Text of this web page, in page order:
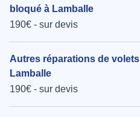
bloqué à Lamballe
190€ - sur devis
Autres réparations de
Lamballe
190€ - sur devis